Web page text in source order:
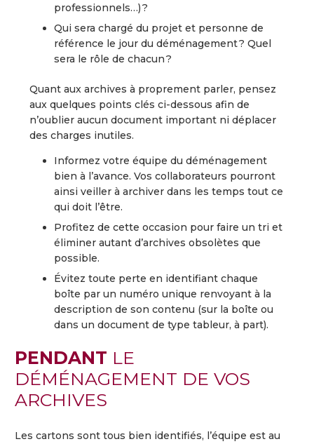
professionnels…) ?
Qui sera chargé du projet et personne de
référence le jour du déménagement ? Quel
sera le rôle de chacun ?
Quant aux archives à proprement parler, pensez
aux quelques points clés ci-dessous afin de
n’oublier aucun document important ni déplacer
des charges inutiles.
Informez votre équipe du déménagement
bien à l’avance. Vos collaborateurs pourront
ainsi veiller à archiver dans les temps tout ce
qui doit l’être.
Profitez de cette occasion pour faire un tri et
éliminer autant d’archives obsolètes que
possible.
Évitez toute perte en identifiant chaque
boîte par un numéro unique renvoyant à la
description de son contenu (sur la boîte ou
dans un document de type tableur, à part).
PENDANT LE
DÉMÉNAGEMENT DE VOS
ARCHIVES
Les cartons sont tous bien identifiés, l’équipe est au